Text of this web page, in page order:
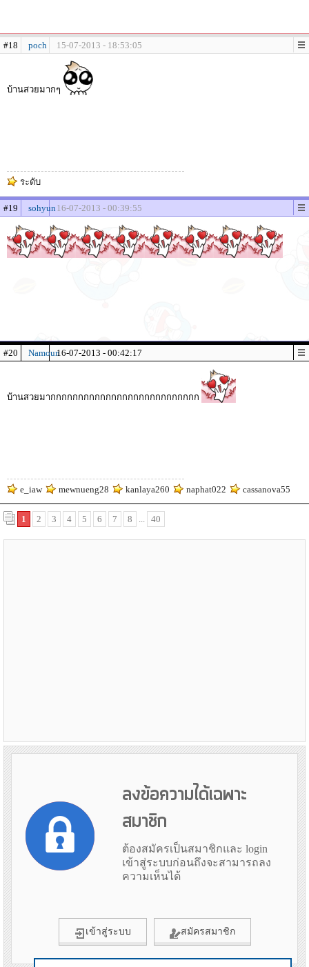
#18 poch 15-07-2013 - 18:53:05
บ้านสวยมากๆ
ระดับ
#19 sohyun 16-07-2013 - 00:39:55
#20 Namoun16-07-2013 - 00:42:17
บ้านสวยมากกกกกกกกกกกกกกกกกกกกกกกกกกก
e_iaw mewnueng28 kanlaya260 naphat022 cassanova55
1 2 3 4 5 6 7 8 ... 40
ลงข้อความได้เฉพาะ
สมาชิก
ต้องสมัครเป็นสมาชิกและ login
เข้าสู่ระบบก่อนถึงจะสามารถลง
ความเห็นได้
เข้าสู่ระบบ สมัครสมาชิก